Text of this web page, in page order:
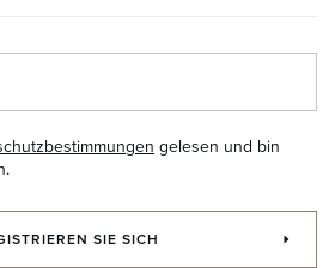
gelesen und bin
SIE SICH